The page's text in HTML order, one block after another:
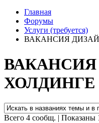
Главная
Форумы
Услуги (требуется)
ВАКАНСИЯ
ХОЛДИНГЕ
Всего 4 сообщ. | Показаны